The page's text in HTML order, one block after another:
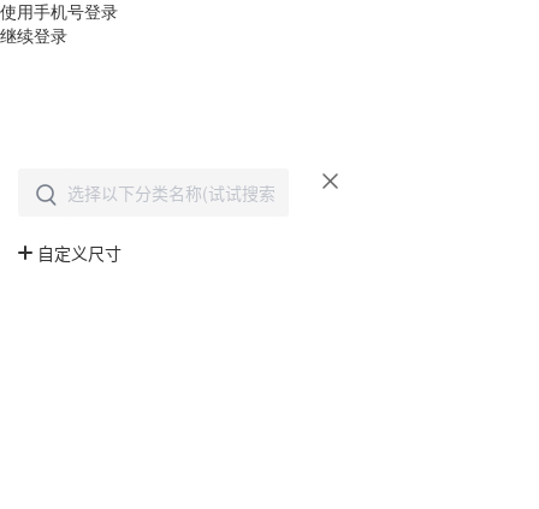
使用手机号登录
继续登录